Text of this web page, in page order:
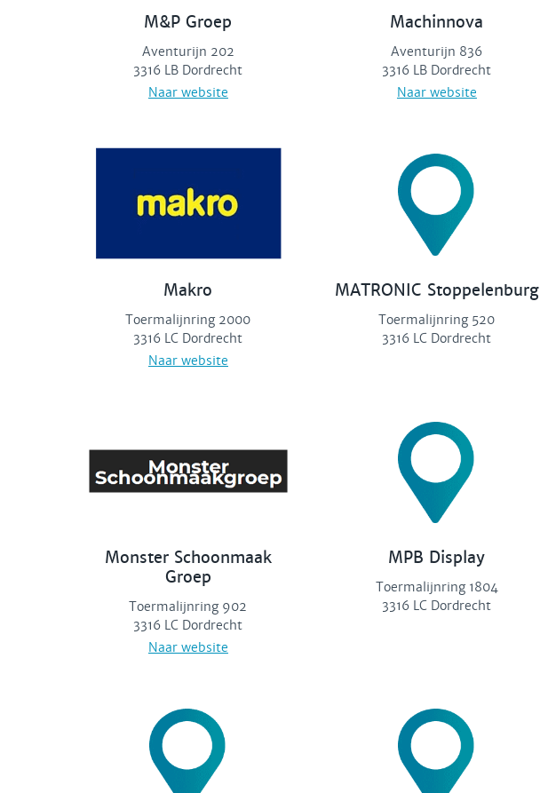
M&P Groep
Aventurijn 202
3316 LB Dordrecht
Naar website
Machinnova
Aventurijn 836
3316 LB Dordrecht
Naar website
Makro
Toermalijnring 2000
3316 LC Dordrecht
Naar website
MATRONIC Stoppelenburg
Toermalijnring 520
3316 LC Dordrecht
Monster Schoonmaak
Groep
Toermalijnring 902
3316 LC Dordrecht
Naar website
MPB Display
Toermalijnring 1804
3316 LC Dordrecht